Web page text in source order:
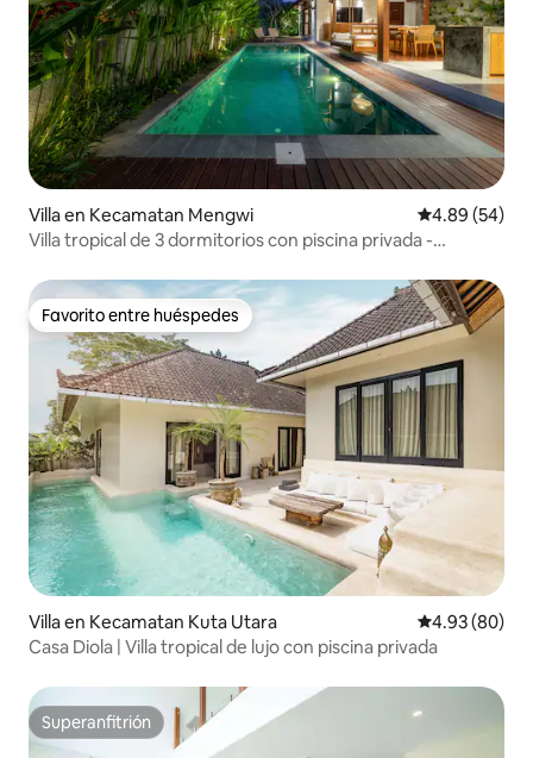
Villa en Kecamatan Mengwi Calificación
4.89 (54)
Villa tropical de 3 dormitorios con piscina privada -
Favorito entre huéspedes
Favorito entre huéspedes
Villa en Kecamatan Kuta Utara Calificación
4.93 (80)
Casa Diola | Villa tropical de lujo con piscina privada
Superanfitrión
Superanfitrión